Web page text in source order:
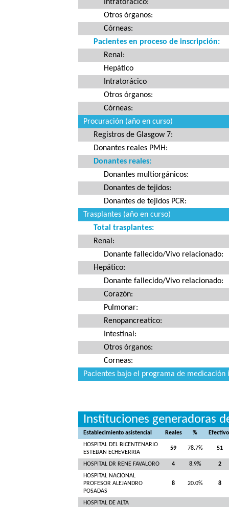
Intratorácico:
Otros órganos:
Córneas:
Pacientes en proceso de inscripción:
Renal:
Hepático
Intratorácico
Otros órganos:
Córneas:
Procuración (año en curso)
Registros de Glasgow 7:
Donantes reales PMH:
Donantes reales:
Donantes multiorgánicos:
Donantes de tejidos:
Donantes de tejidos PCR:
Trasplantes (año en curso)
Total trasplantes:
Renal:
Donante fallecido/Vivo relacionado:
Hepático:
Donante fallecido/Vivo relacionado:
Corazón:
Pulmonar:
Renopancreatico:
Intestinal:
Otros órganos:
Corneas:
Pacientes bajo el programa de medicación
Instituciones generadoras
Establecimiento asistencial Reales %
HOSPITAL DEL BICENTENARIO
ESTEBAN ECHEVERRIA
59 78.7% 51
HOSPITAL DR RENE FAVALORO 4 8.9%
2
HOSPITAL NACIONAL
PROFESOR ALEJANDRO
POSADAS
8 20.0% 8
HOSPITAL DE ALTA